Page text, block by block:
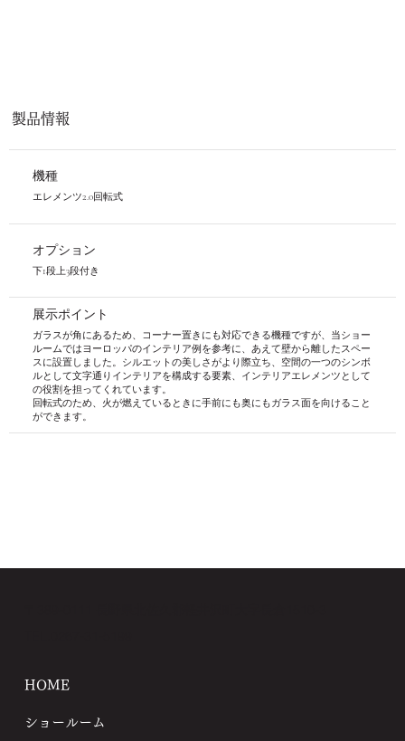
​機種
エレメンツ2.0回転式
​オプション
​下1段上3段付き
​展示ポイント
ガラスが角にあるため、コーナー置きにも対応できる機種ですが、当ショー
ルームではヨーロッパのインテリア例を参考に、あえて壁から離したスペー
スに設置しました。シルエットの美しさがより際立ち、空間の一つのシンボ
ルとして文字通りインテリアを構成する要素、インテリアエレメンツとして
の役割を担ってくれています。
回転式のため、火が燃えているときに手前にも奥にもガラス面を向けること
ができます。
製品情報
HOME
ショールーム